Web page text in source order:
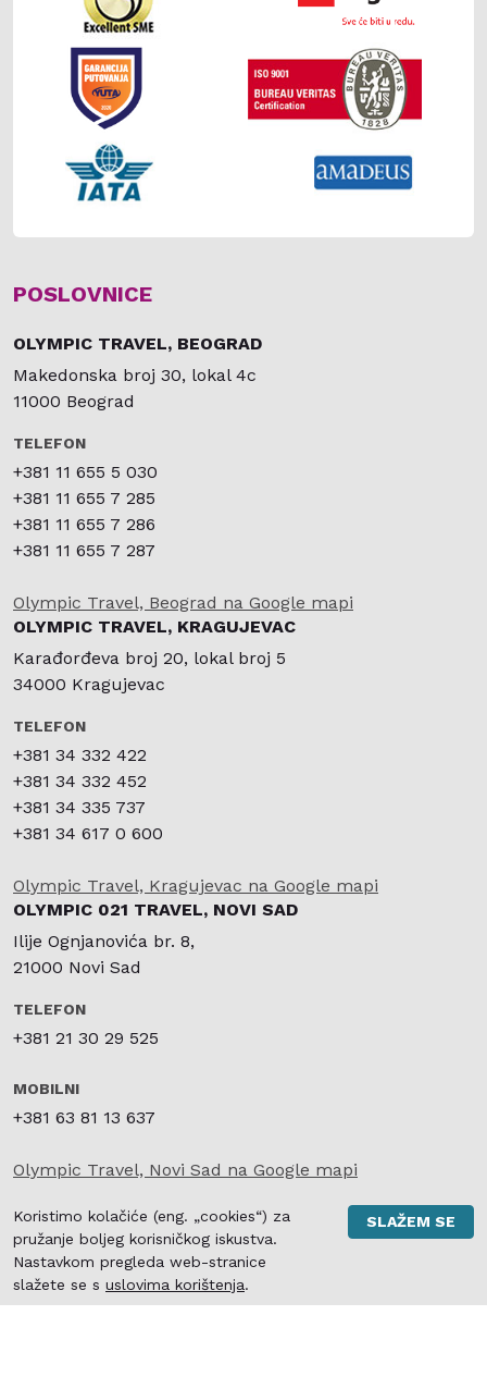
POSLOVNICE
OLYMPIC TRAVEL, BEOGRAD
Makedonska broj 30, lokal 4c
11000 Beograd
TELEFON
+381 11 655 5 030
+381 11 655 7 285
+381 11 655 7 286
+381 11 655 7 287
Olympic Travel, Beograd na Google mapi
OLYMPIC TRAVEL, KRAGUJEVAC
Karađorđeva broj 20, lokal broj 5
34000 Kragujevac
TELEFON
+381 34 332 422
+381 34 332 452
+381 34 335 737
+381 34 617 0 600
Olympic Travel, Kragujevac na Google mapi
OLYMPIC 021 TRAVEL, NOVI SAD
Ilije Ognjanovića br. 8,
21000 Novi Sad
TELEFON
+381 21 30 29 525
MOBILNI
+381 63 81 13 637
Olympic Travel, Novi Sad na Google mapi
SIGURNO I BRZO KARTIČNO PLAĆANJE
Koristimo kolačiće (eng. „cookies“) za
pružanje boljeg korisničkog iskustva.
Nastavkom pregleda web-stranice
slažete se s uslovima korištenja.
SLAŽEM SE